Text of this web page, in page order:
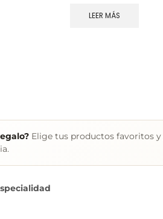
LEER MÁS
Elige tus productos favoritos y